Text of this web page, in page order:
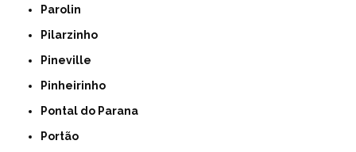
Parolin
Pilarzinho
Pineville
Pinheirinho
Pontal do Parana
Portão